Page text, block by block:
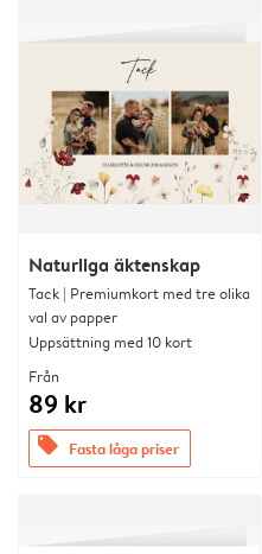
Naturliga äktenskap
Tack | Premiumkort med tre olika
val av papper
Uppsättning med 10 kort
Från
89 kr
offers Fasta låga priser